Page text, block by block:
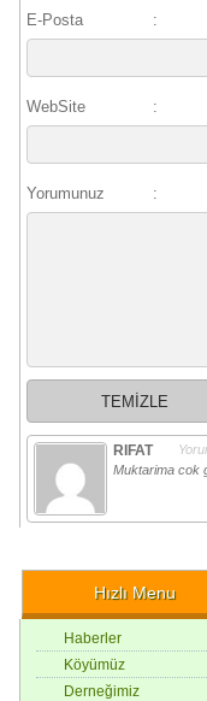
E-Posta :
WebSite :
Yorumunuz :
RIFAT
Muktarima cok
Hızlı Menu
Haberler
Köyümüz
Derneğimiz